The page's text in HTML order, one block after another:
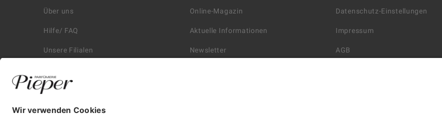
Über uns
Hilfe/ FAQ
Unsere Filialen
Historie
Affiliate
Online-Magazin
Aktuelle Informationen
Newsletter
Datenschutz-Einstellungen
Impressum
AGB